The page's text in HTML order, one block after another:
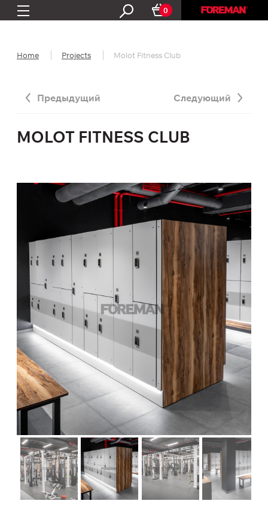
0
Home Projects Molot Fitness Club
Предыдущий Следующий
MOLOT FITNESS CLUB